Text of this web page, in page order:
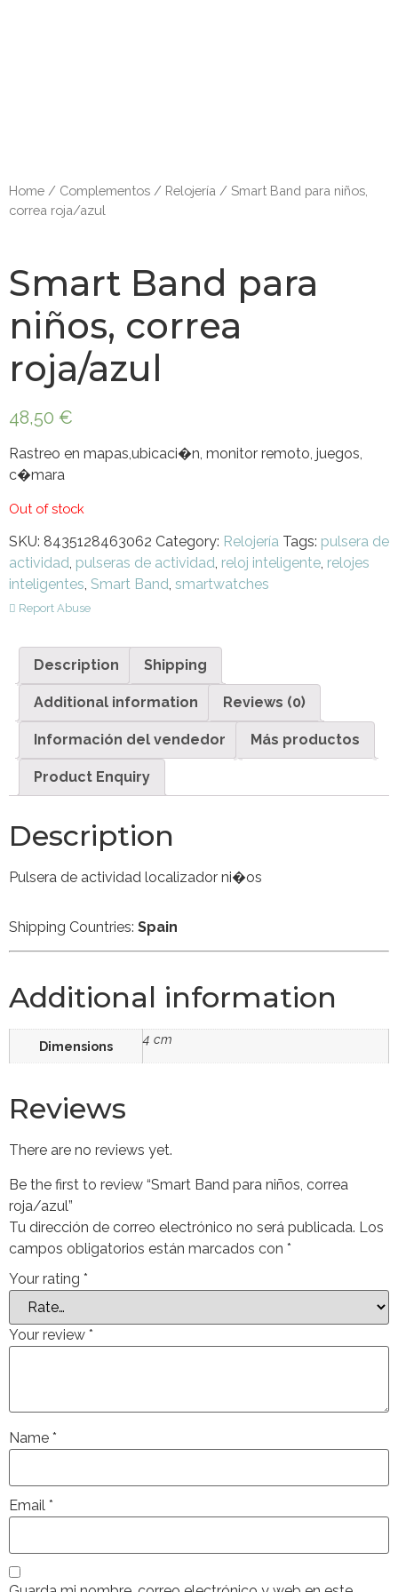
Home / Complementos / Relojería / Smart Band para niños,
correa roja/azul
Smart Band para
niños, correa
roja/azul
48,50 €
Rastreo en mapas,ubicaci�n, monitor remoto, juegos,
c�mara
Out of stock
SKU: 8435128463062 Category: Relojería Tags: pulsera de
actividad, pulseras de actividad, reloj inteligente, relojes
inteligentes, Smart Band, smartwatches
Report Abuse
Description Shipping
Additional information Reviews (0)
Información del vendedor Más productos
Product Enquiry
Description
Pulsera de actividad localizador ni�os
Shipping Countries: Spain
Additional information
Dimensions 4 cm
Reviews
There are no reviews yet.
Be the first to review “Smart Band para niños, correa
roja/azul”
Tu dirección de correo electrónico no será publicada. Los
campos obligatorios están marcados con *
Your rating *
Your review *
Name *
Email *